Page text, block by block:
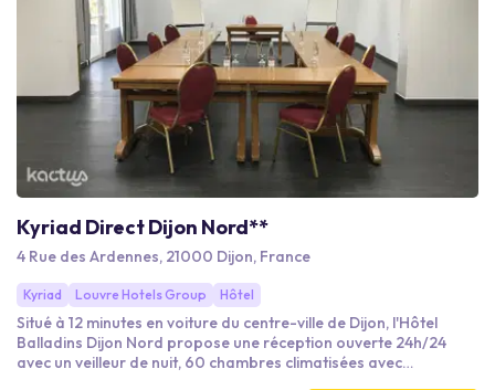
Kyriad Direct Dijon Nord**
4 Rue des Ardennes, 21000 Dijon, France
Kyriad Louvre Hotels Group Hôtel
Situé à 12 minutes en voiture du centre-ville de Dijon, l'Hôtel
Balladins Dijon Nord propose une réception ouverte 24h/24
avec un veilleur de nuit, 60 chambres climatisées avec